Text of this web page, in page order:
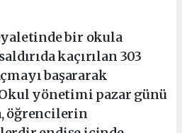
bir okula
kaçırılan 303
başararak
yönetimi pazar günü
öğrencilerin